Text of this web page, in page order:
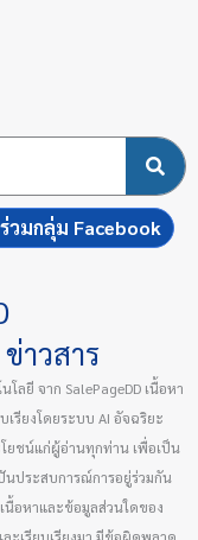
วมกลุ่ม Facebook
าวสาร
ลยี จาก SalePageDD เนื้อหา
เรียงโดยระบบ AI อัจฉริยะ
ยชน์แก่ผู้อ่านทุกท่าน เพื่อเป็น
ประสบการณ์การอยู่ร่วมกัน
อหาและข้อมูลส่วนใดของ